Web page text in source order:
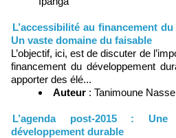
L’accessibilité au financement
Un vaste domaine du faisable
L’objectif, ici, est de discuter de
financement du développement
apporter des élé...
Auteur : Tanimoune
L’agenda post-2015 :
développement durable